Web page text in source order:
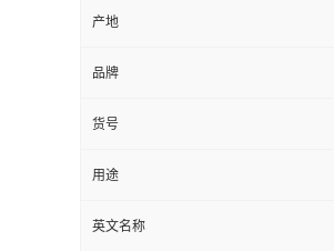
产地
品牌
货号
用途
英文名称